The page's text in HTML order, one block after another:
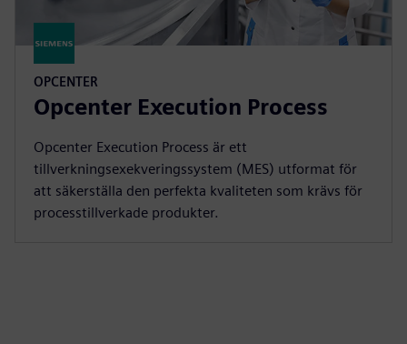
OPCENTER
Opcenter Execution Process
Opcenter Execution Process är ett
tillverkningsexekveringssystem (MES) utformat för
att säkerställa den perfekta kvaliteten som krävs för
processtillverkade produkter.